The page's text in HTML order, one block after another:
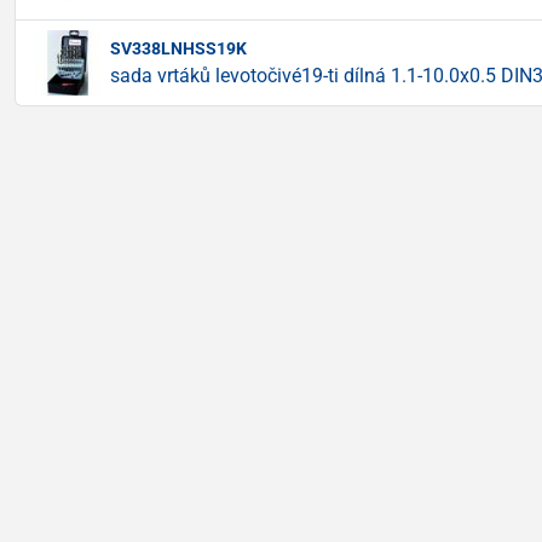
SV338LNHSS19K
sada vrtáků levotočivé19-ti dílná 1.1-10.0x0.5